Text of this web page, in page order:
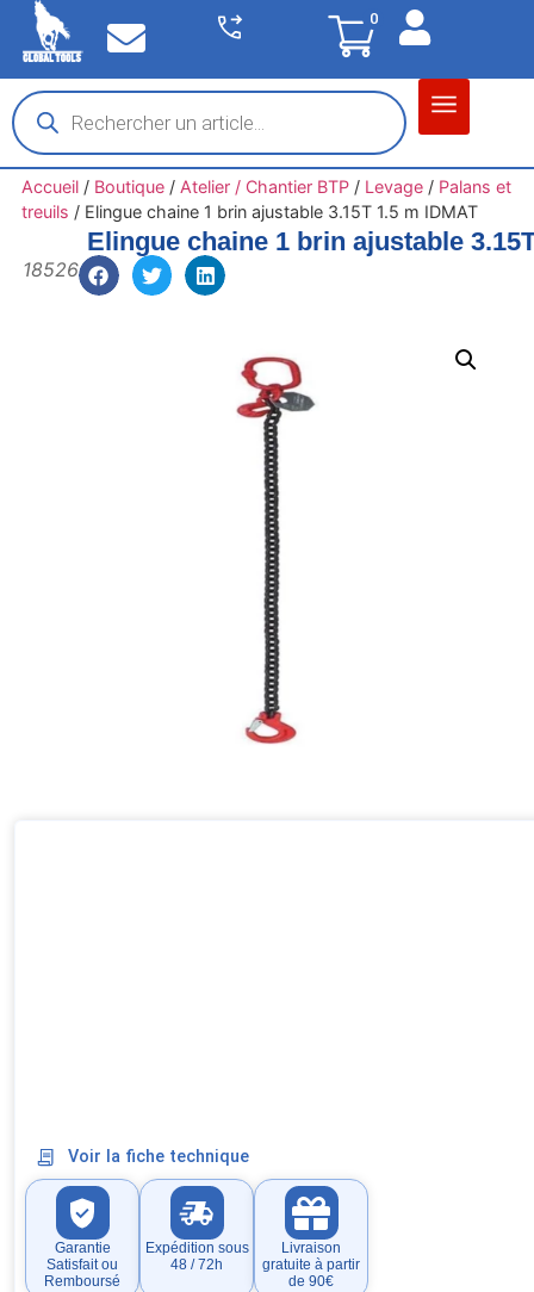
0
Accueil/ Boutique/ Atelier / Chantier BTP/ Levage/ Palans et
treuils / Elingue chaine 1 brin ajustable 3.15T 1.5 m IDMAT
Elingue chaine 1 brin ajustable
18526
Voir la fiche technique
Garantie
Satisfait ou
Remboursé
Expédition sous
48 / 72h
Livraison
gratuite à partir
de 90€